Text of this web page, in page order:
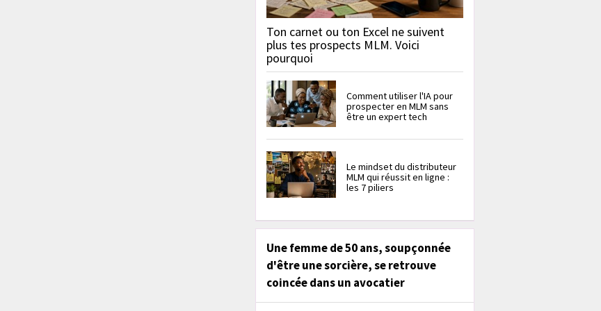
Ton carnet ou ton Excel ne suivent
plus tes prospects MLM. Voici
pourquoi
Comment utiliser l'IA pour
prospecter en MLM sans
être un expert tech
Le mindset du distributeur
MLM qui réussit en ligne :
les 7 piliers
Une femme de 50 ans, soupçonnée
d'être une sorcière, se retrouve
coincée dans un avocatier